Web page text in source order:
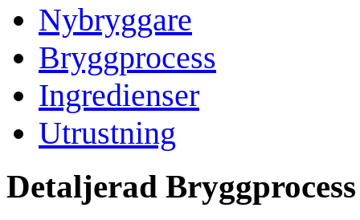
Nybryggare
Bryggprocess
Ingredienser
Utrustning
Detaljerad Bryggprocess